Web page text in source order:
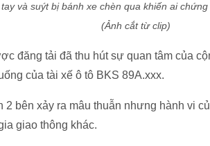
và suýt bị bánh xe chèn qua khiến ai
(Ảnh cắt từ clip)
đăng tải đã thu hút sự quan tâm của
của tài xế ô tô BKS 89A.xxx.
2 bên xảy ra mâu thuẫn nhưng hành vi
giao thông khác.